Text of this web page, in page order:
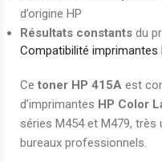
d’origine HP
Résultats constants du
Compatibilité imprimantes
Ce toner HP 415A est
d’imprimantes HP Color
séries M454 et M479,
bureaux professionnels.